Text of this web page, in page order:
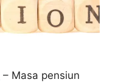
– Masa pensiun